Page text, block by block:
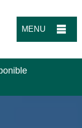
MENU